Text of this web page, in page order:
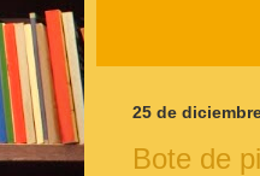
25 de
Bote de